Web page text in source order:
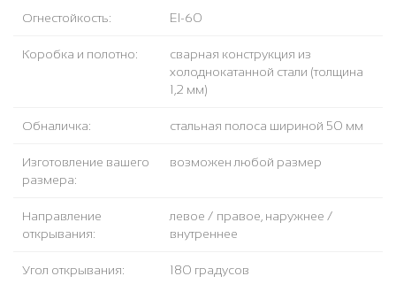
Огнестойкость: EI-60
Коробка и полотно:
сварная конструкция из
холоднокатанной стали (толщина
1,2 мм)
Обналичка: стальная полоса шириной 50 мм
Изготовление вашего
размера:
возможен любой размер
Направление
открывания:
левое / правое, наружнее /
внутреннее
Угол открывания: 180 градусов